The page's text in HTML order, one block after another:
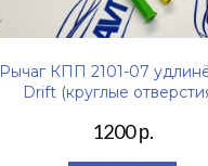
Рычаг КПП 2101-07
Drift (круглые
1200 р.